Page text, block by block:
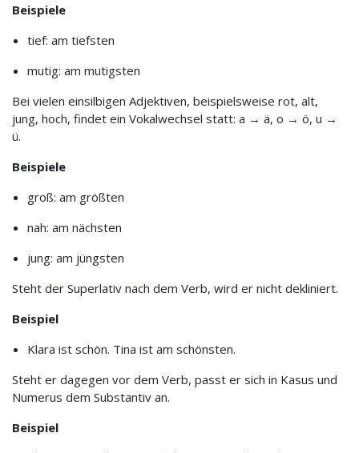
Beispiele
tief: am tiefsten
mutig: am mutigsten
Bei vielen einsilbigen Adjektiven, beispielsweise rot, alt,
jung, hoch, findet ein Vokalwechsel statt: a → ä, o → ö, u →
ü.
Beispiele
groß: am größten
nah: am nächsten
jung: am jüngsten
Steht der Superlativ nach dem Verb, wird er nicht dekliniert.
Beispiel
Klara ist schön. Tina ist am schönsten.
Steht er dagegen vor dem Verb, passt er sich in Kasus und
Numerus dem Substantiv an.
Beispiel